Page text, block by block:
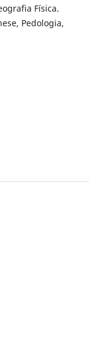
Física.
Pedologia,